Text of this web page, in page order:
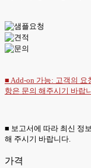
■ Add-on 가능: 고객의 요
항은 문의 해주시기 바랍
■ 보고서에 따라 최신 정
해 주시기 바랍니다.
가격